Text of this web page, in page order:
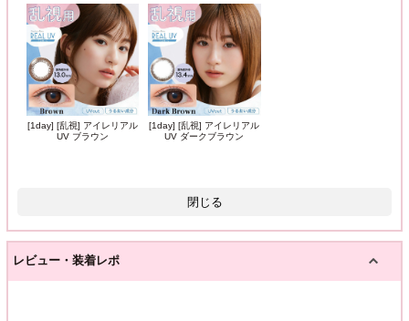
[1day] [乱視] アイレリアル
UV ブラウン
[1day] [乱視] アイレリアル
UV ダークブラウン
閉じる
レビュー・装着レポ